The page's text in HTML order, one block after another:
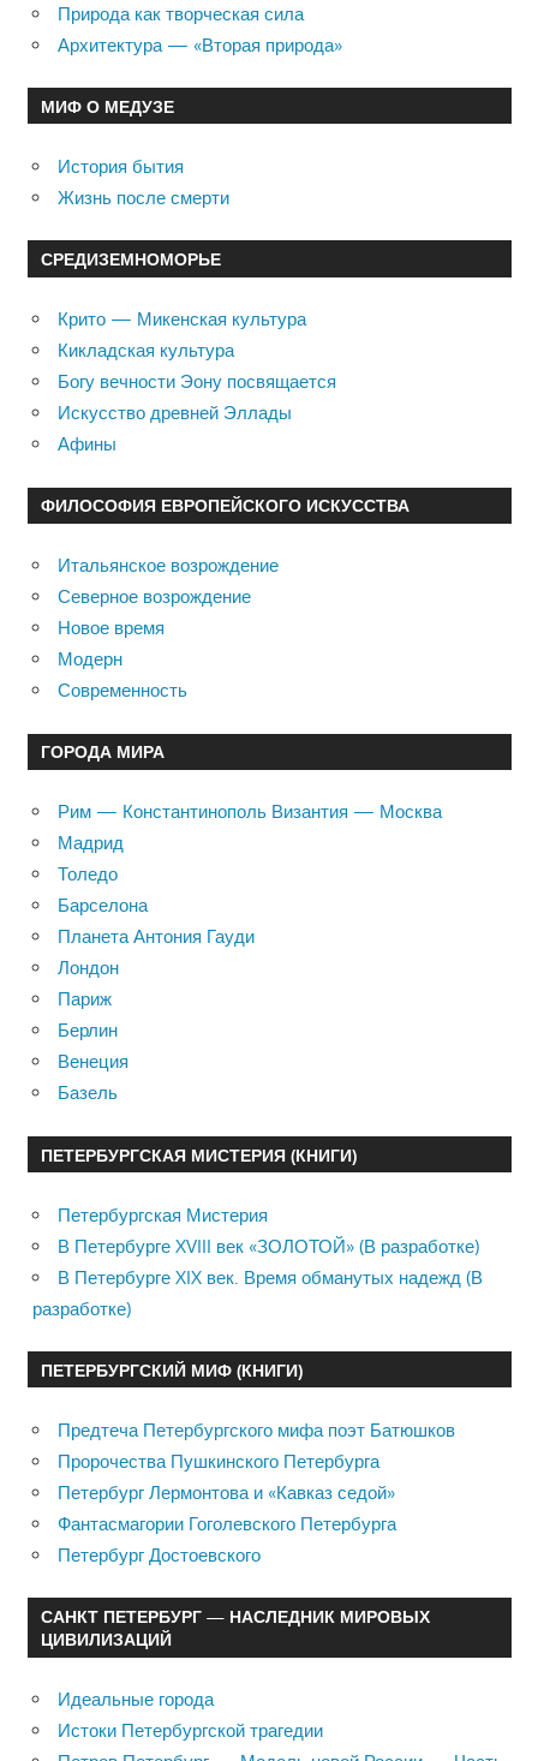
Природа как творческая сила
Архитектура — «Вторая природа»
МИФ О МЕДУЗЕ
История бытия
Жизнь после смерти
СРЕДИЗЕМНОМОРЬЕ
Крито — Микенская культура
Кикладская культура
Богу вечности Эону посвящается
Искусство древней Эллады
Афины
ФИЛОСОФИЯ ЕВРОПЕЙСКОГО ИСКУССТВА
Итальянское возрождение
Северное возрождение
Новое время
Модерн
Современность
ГОРОДА МИРА
Рим — Константинополь Византия — Москва
Мадрид
Толедо
Барселона
Планета Антония Гауди
Лондон
Париж
Берлин
Венеция
Базель
ПЕТЕРБУРГСКАЯ МИСТЕРИЯ (КНИГИ)
Петербургская Мистерия
В Петербурге XVIII век «ЗОЛОТОЙ» (В разработке)
В Петербурге XIX век. Время обманутых надежд (В
разработке)
ПЕТЕРБУРГСКИЙ МИФ (КНИГИ)
Предтеча Петербургского мифа поэт Батюшков
Пророчества Пушкинского Петербурга
Петербург Лермонтова и «Кавказ седой»
Фантасмагории Гоголевского Петербурга
Петербург Достоевского
САНКТ ПЕТЕРБУРГ — НАСЛЕДНИК МИРОВЫХ
ЦИВИЛИЗАЦИЙ
Идеальные города
Истоки Петербургской трагедии